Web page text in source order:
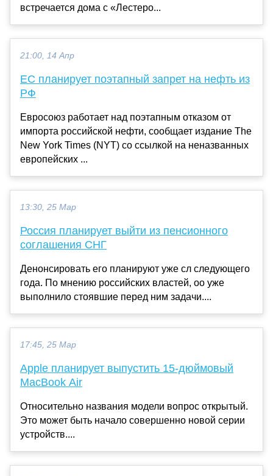
встречается дома с «Лестеро...
21:00, 14 Апр
ЕС планирует поэтапный запрет на нефть из
РФ
Евросоюз работает над поэтапным отказом от
импорта российской нефти, сообщает издание The
New York Times (NYT) со ссылкой на неназванных
европейских ...
13:30, 25 Мар
Россия планирует выйти из пенсионного
соглашения СНГ
Денонсировать его планируют уже сл следующего
года. По мнению российских властей, оо уже
выполнило стоявшие перед ним задачи....
17:45, 25 Мар
Apple планирует выпустить 15-дюймовый
MacBook Air
Относительно названия модели вопрос открытый.
Это может быть начало совершенно новой серии
устройств....